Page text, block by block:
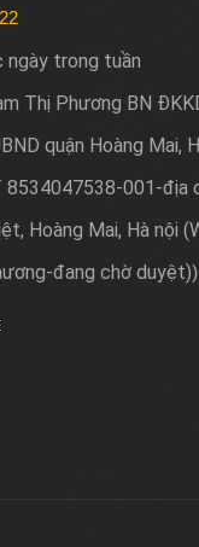
trong tuần
Thị Phương BN
quận Hoàng Mai,
001-địa
Hoàng Mai, Hà nội
đang chờ duyệt))